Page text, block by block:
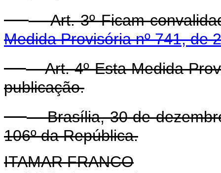
Art. 3º Ficam
Medida Provisória nº 741, de
Art. 4º Esta Medida
publicação.
Brasília, 30 de
106º da República.
ITAMAR FRANCO